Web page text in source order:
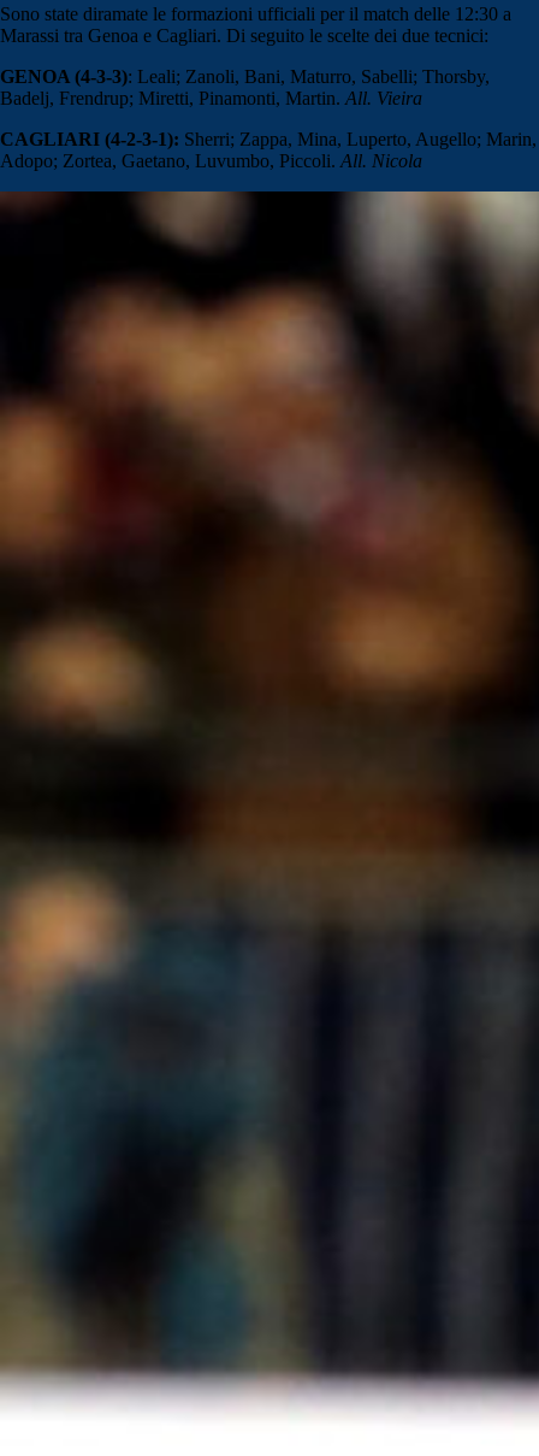
Sono state diramate le formazioni ufficiali per il match delle 12:30 a
Marassi tra Genoa e Cagliari. Di seguito le scelte dei due tecnici:
GENOA (4-3-3): Leali; Zanoli, Bani, Maturro, Sabelli; Thorsby,
Badelj, Frendrup; Miretti, Pinamonti, Martin.All. Vieira
CAGLIARI (4-2-3-1): Sherri; Zappa, Mina, Luperto, Augello; Marin,
Adopo; Zortea, Gaetano, Luvumbo, Piccoli.All. Nicola